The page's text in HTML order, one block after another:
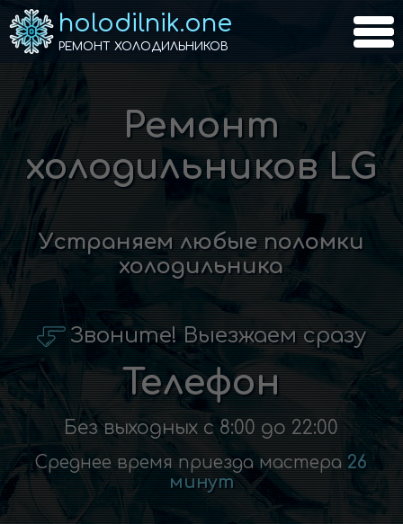
holodilnik.one
РЕМОНТ ХОЛОДИЛЬНИКОВ
Ремонт
холодильников LG
Устраняем любые поломки
холодильника
Звоните! Выезжаем сразу
Телефон
Без выходных с 8:00 до 22:00
Среднее время приезда мастера 26
минут